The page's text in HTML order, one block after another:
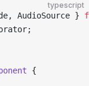
typescript
AudioSource }
{